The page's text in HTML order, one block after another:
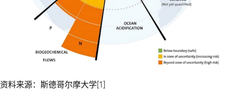
资料来源：斯德哥尔摩大学[1]